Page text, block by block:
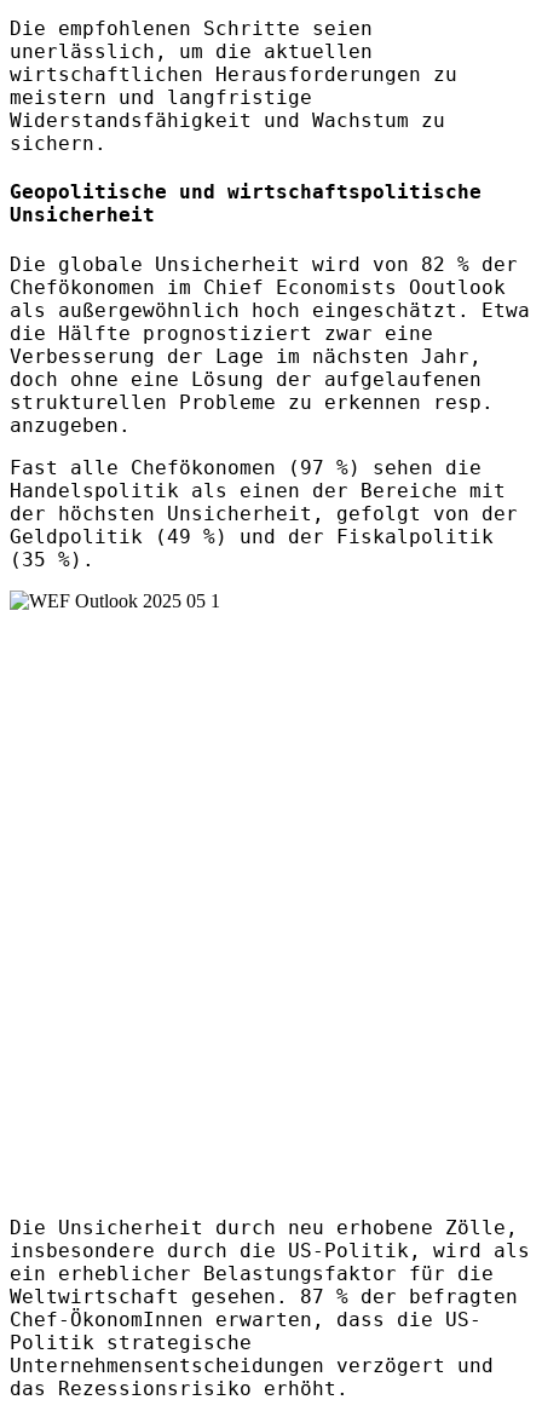
Die empfohlenen Schritte seien
unerlässlich, um die aktuellen
wirtschaftlichen Herausforderungen zu
meistern und langfristige
Widerstandsfähigkeit und Wachstum zu
sichern.
Geopolitische und wirtschaftspolitische
Unsicherheit
Die globale Unsicherheit wird von 82 % der
Chefökonomen im Chief Economists Ooutlook
als außergewöhnlich hoch eingeschätzt. Etwa
die Hälfte prognostiziert zwar eine
Verbesserung der Lage im nächsten Jahr,
doch ohne eine Lösung der aufgelaufenen
strukturellen Probleme zu erkennen resp.
anzugeben.
Fast alle Chefökonomen (97 %) sehen die
Handelspolitik als einen der Bereiche mit
der höchsten Unsicherheit, gefolgt von der
Geldpolitik (49 %) und der Fiskalpolitik
(35 %).
Die Unsicherheit durch neu erhobene Zölle,
insbesondere durch die US-Politik, wird als
ein erheblicher Belastungsfaktor für die
Weltwirtschaft gesehen. 87 % der befragten
Chef-ÖkonomInnen erwarten, dass die US-
Politik strategische
Unternehmensentscheidungen verzögert und
das Rezessionsrisiko erhöht.